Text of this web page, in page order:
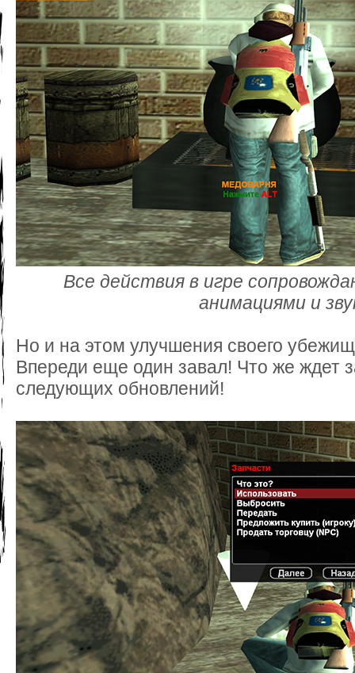
Все действия в игре
анимациями и
Но и на этом улучшения своего
Впереди еще один завал! Что же ждет
следующих обновлений!